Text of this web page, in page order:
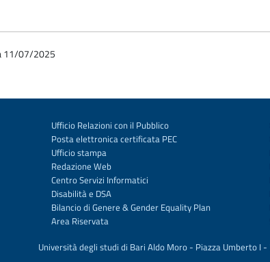
11/07/2025
Ufficio Relazioni con il Pubblico
Posta elettronica certificata PEC
Ufficio stampa
Redazione Web
Centro Servizi Informatici
Disabilità e DSA
Bilancio di Genere & Gender Equality Plan
Area Riservata
Università degli studi di Bari Aldo Moro - Piazza Umberto I